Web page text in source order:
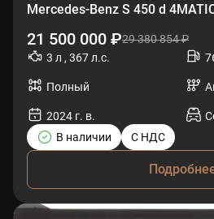
Mercedes-Benz S 450 d
21 500 000 ₽29 380 854 ₽
3 л , 367 л.с.
Полный
2024 г. в.
В наличии
С НДС